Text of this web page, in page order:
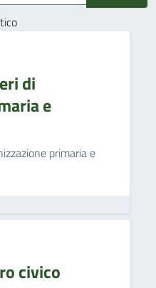
di
e
primaria e
civico